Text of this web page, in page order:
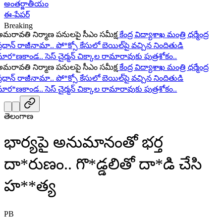
అంతర్జాతీయం
ఈ-పేపర్
Breaking
నిర్మాణ పనులపై సీఎం సమీక్ష కేంద్ర విద్యాశాఖ మంత్రి ధర్మేంద్ర
రాజీనామా.. పో*క్సో కేసులో బెయిల్‌పై వచ్చిన నిందితుడి
సెస్ చైర్మన్ చిక్కాల రామారావుకు పుత్రశోకం..
నిర్మాణ పనులపై సీఎం సమీక్ష కేంద్ర విద్యాశాఖ మంత్రి ధర్మేంద్ర
రాజీనామా.. పో*క్సో కేసులో బెయిల్‌పై వచ్చిన నిందితుడి
సెస్ చైర్మన్ చిక్కాల రామారావుకు పుత్రశోకం..
తెలంగాణ
భార్యపై అనుమానంతో భర్త
దా*రుణం.. గొ*డ్డలితో దా*డి చేసి
హ**త్య
PB